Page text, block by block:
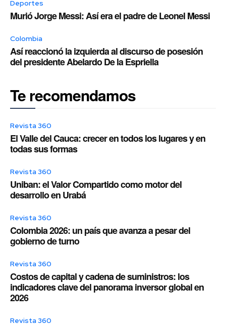
Deportes
Murió Jorge Messi: Así era el padre de Leonel Messi
Colombia
Así reaccionó la izquierda al discurso de posesión
del presidente Abelardo De la Espriella
Te recomendamos
Revista 360
El Valle del Cauca: crecer en todos los lugares y en
todas sus formas
Revista 360
Uniban: el Valor Compartido como motor del
desarrollo en Urabá
Revista 360
Colombia 2026: un país que avanza a pesar del
gobierno de turno
Revista 360
Costos de capital y cadena de suministros: los
indicadores clave del panorama inversor global en
2026
Revista 360